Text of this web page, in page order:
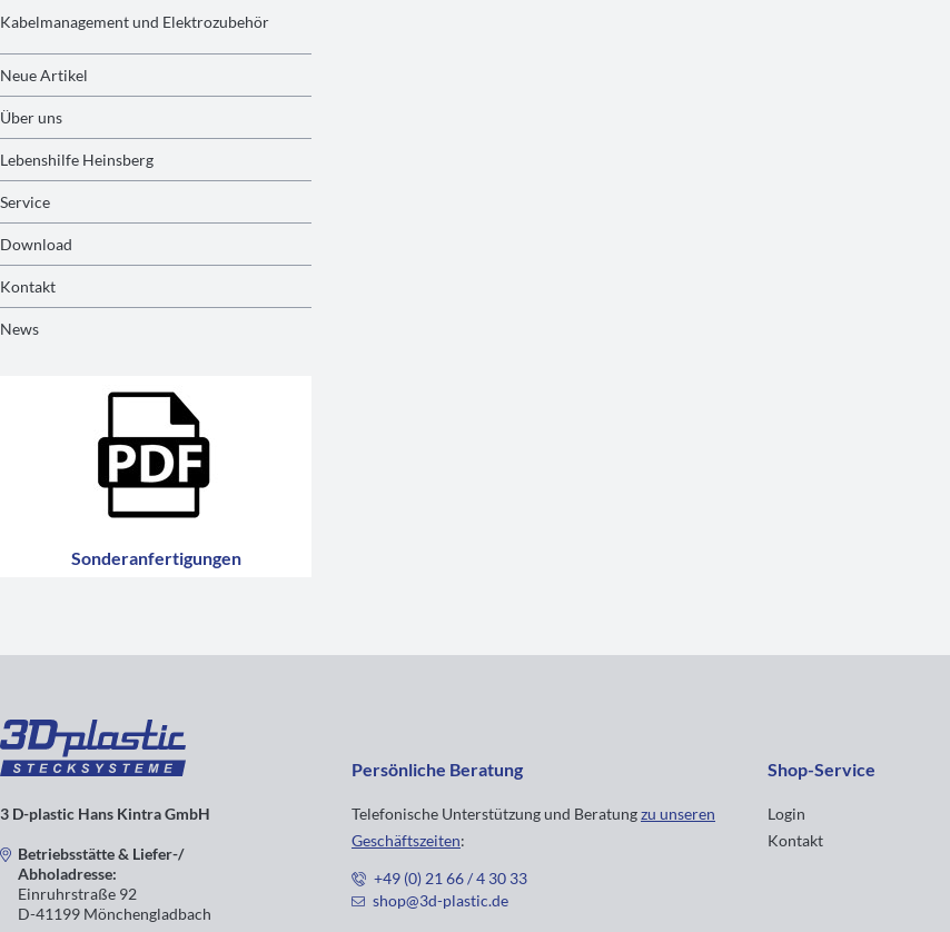
Kabelmanagement und Elektrozubehör
Neue Artikel
Über uns
Lebenshilfe Heinsberg
Service
Download
Kontakt
News
Sonderanfertigungen
3 D-plastic Hans Kintra GmbH
Betriebsstätte & Liefer-/
Abholadresse:
Einruhrstraße 92
D-41199 Mönchengladbach
Persönliche Beratung
Telefonische Unterstützung und Beratungzu unseren
Geschäftszeiten:
+49 (0) 21 66 / 4 30 33
shop@3d-plastic.de
Shop-Service
Login
Kontakt